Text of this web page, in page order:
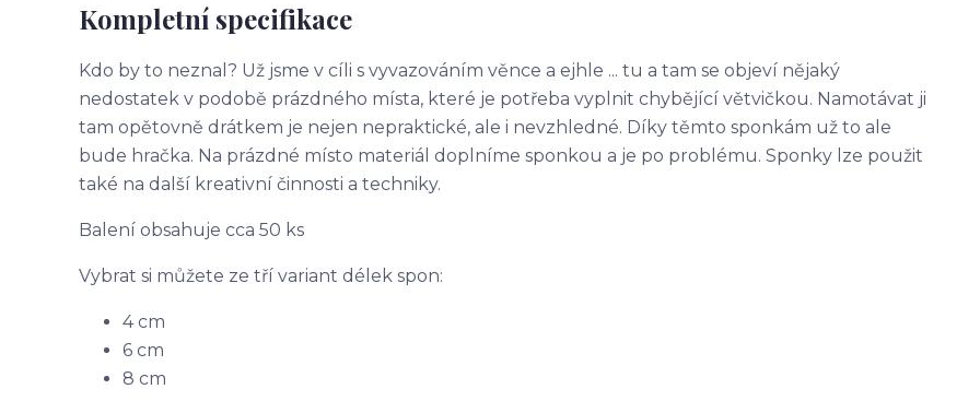
Kompletní specifikace
Kdo by to neznal? Už jsme v cíli s vyvazováním věnce a ejhle ... tu a tam se objeví nějaký
nedostatek v podobě prázdného místa, které je potřeba vyplnit chybějící větvičkou. Namotávat ji
tam opětovně drátkem je nejen nepraktické, ale i nevzhledné. Díky těmto sponkám už to ale
bude hračka. Na prázdné místo materiál doplníme sponkou a je po problému. Sponky lze použit
také na další kreativní činnosti a techniky.
Balení obsahuje cca 50 ks
Vybrat si můžete ze tří variant délek spon:
4 cm
6 cm
8 cm